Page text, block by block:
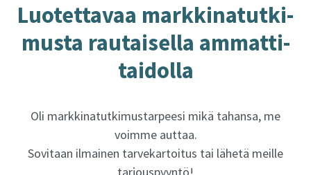
Luo­tet­ta­vaa mark­ki­na­tut­ki­
mus­ta rau­tai­sel­la am­mat­ti­
tai­dol­la
Oli markkinatutkimustarpeesi mikä tahansa, me
voimme auttaa.
Sovitaan ilmainen tarvekartoitus tai lähetä meille